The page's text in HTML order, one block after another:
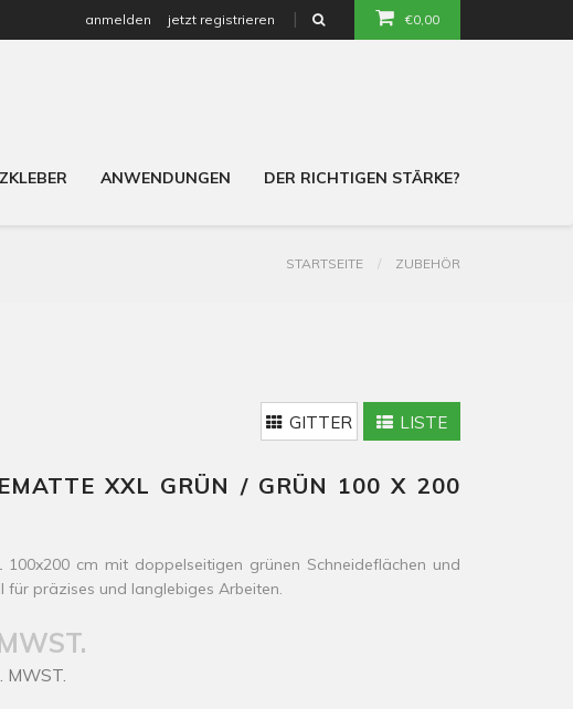
anmelden jetzt registrieren €0,00
ANWENDUNGEN DER RICHTIGEN STÄRKE?
STARTSEITE ZUBEHÖR
GITTER LISTE
XXL GRÜN / GRÜN 100 X 200
100x200 cm mit doppelseitigen grünen Schneideflächen und
für präzises und langlebiges Arbeiten.
MWST.